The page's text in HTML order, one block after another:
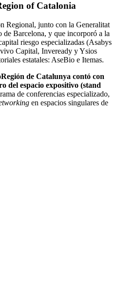
of Catalonia
Regional, junto con la Generalitat
Barcelona, y que incorporó a la
riesgo especializadas (Asabys
Capital, Inveready y Ysios
estatales: AseBio e Itemas.
de Catalunya contó con
del espacio expositivo (stand
de conferencias especializado,
en espacios singulares de